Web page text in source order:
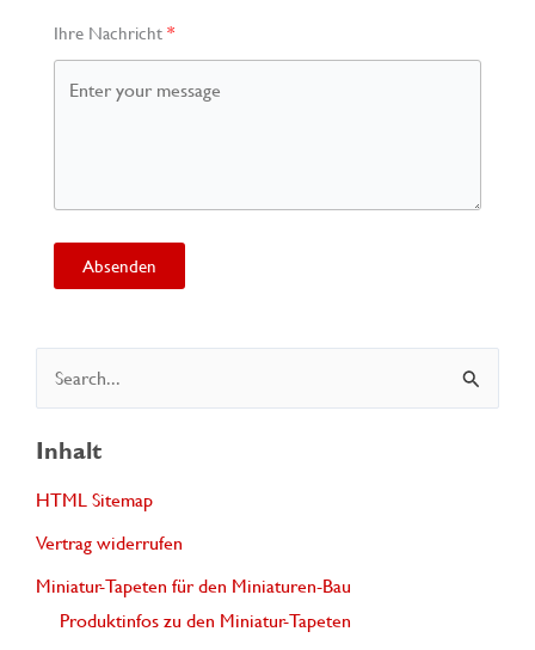
Ihre Nachricht
Absenden
u
c
n
n
Inhalt
HTML Sitemap
Vertrag widerrufen
Miniatur-Tapeten für den Miniaturen-Bau
Produktinfos zu den Miniatur-Tapeten